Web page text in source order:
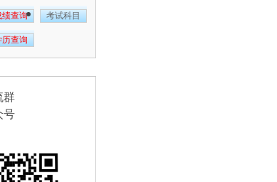
绩查询 考试科目
历查询
群
号